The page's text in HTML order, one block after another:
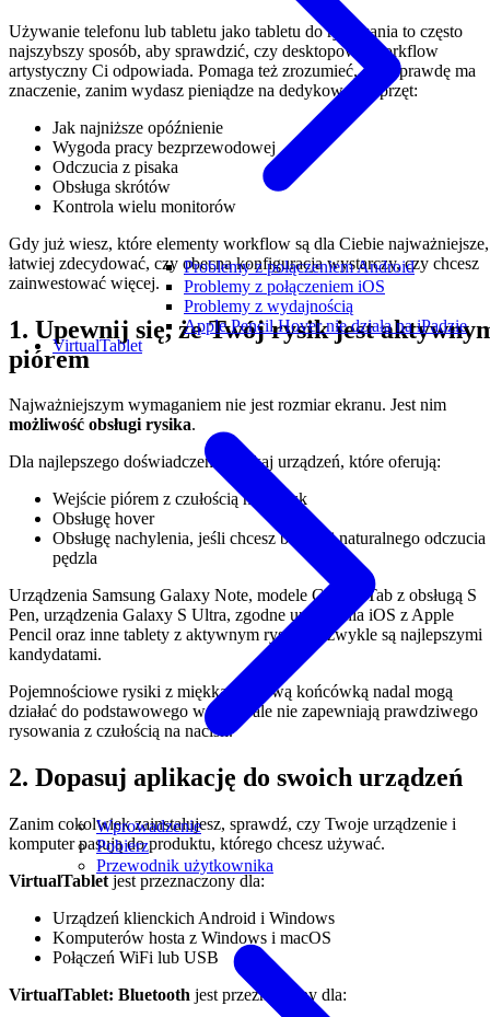
Problemy z połączeniem Android
Problemy z połączeniem iOS
Problemy z wydajnością
Apple Pencil Hover nie działa na iPadzie
VirtualTablet
Wprowadzenie
Pobierz
Przewodnik użytkownika
Używanie telefonu lub tabletu jako tabletu do rysowania to często
najszybszy sposób, aby sprawdzić, czy desktopowy workflow
artystyczny Ci odpowiada. Pomaga też zrozumieć, co naprawdę ma
znaczenie, zanim wydasz pieniądze na dedykowany sprzęt:
Jak najniższe opóźnienie
Wygoda pracy bezprzewodowej
Odczucia z pisaka
Obsługa skrótów
Kontrola wielu monitorów
Gdy już wiesz, które elementy workflow są dla Ciebie najważniejsze,
łatwiej zdecydować, czy obecna konfiguracja wystarczy, czy chcesz
zainwestować więcej.
1. Upewnij się, że Twój rysik jest
piórem
Najważniejszym wymaganiem nie jest rozmiar ekranu. Jest nim
możliwość obsługi rysika.
Dla najlepszego doświadczenia szukaj urządzeń, które oferują:
Wejście piórem z czułością na nacisk
Obsługę hover
Obsługę nachylenia, jeśli chcesz bardziej naturalnego odczucia
pędzla
Urządzenia Samsung Galaxy Note, modele Galaxy Tab z obsługą S
Pen, urządzenia Galaxy S Ultra, zgodne urządzenia iOS z Apple
Pencil oraz inne tablety z aktywnym rysikiem zwykle są najlepszymi
kandydatami.
Pojemnościowe rysiki z miękką gumową końcówką nadal mogą
działać do podstawowego wejścia, ale nie zapewniają prawdziwego
rysowania z czułością na nacisk.
2. Dopasuj aplikację do swoich urządzeń
Zanim cokolwiek zainstalujesz, sprawdź, czy Twoje urządzenie i
komputer pasują do produktu, którego chcesz używać.
VirtualTablet jest przeznaczony dla:
Urządzeń klienckich Android i Windows
Komputerów hosta z Windows i macOS
Połączeń WiFi lub USB
VirtualTablet: Bluetooth jest przeznaczony dla: